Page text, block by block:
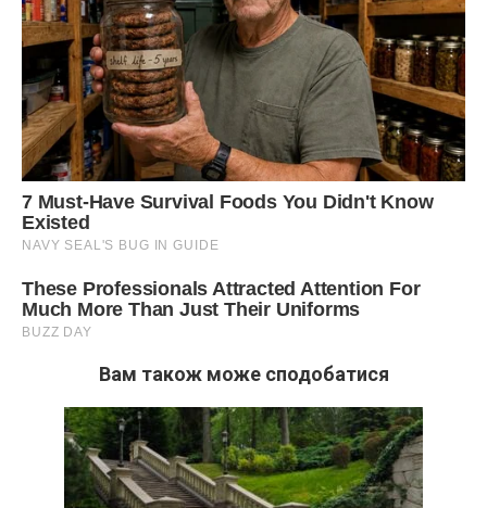
Вам також може сподобатися